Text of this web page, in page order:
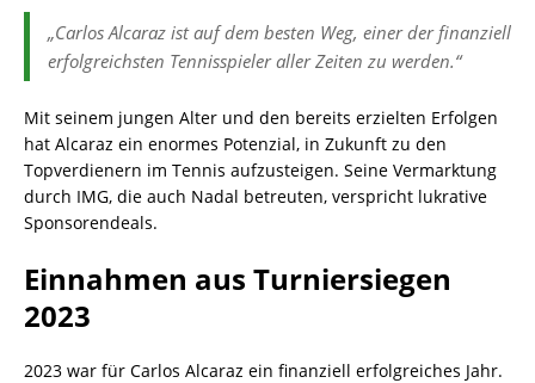
„Carlos Alcaraz ist auf dem besten Weg, einer der finanziell
erfolgreichsten Tennisspieler aller Zeiten zu werden.“
Mit seinem jungen Alter und den bereits erzielten Erfolgen
hat Alcaraz ein enormes Potenzial, in Zukunft zu den
Topverdienern im Tennis aufzusteigen. Seine Vermarktung
durch IMG, die auch Nadal betreuten, verspricht lukrative
Sponsorendeals.
Einnahmen aus Turniersiegen
2023
2023 war für Carlos Alcaraz ein finanziell erfolgreiches Jahr.